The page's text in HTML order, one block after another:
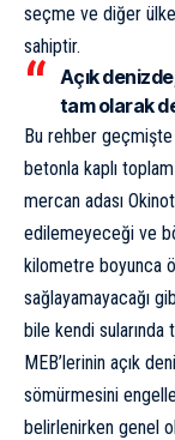
seçme ve diğer
sahiptir.
Açık
tam olarak
Bu rehber geçmişte
betonla kaplı
mercan adası
edilemeyeceği ve
kilometre boyunca
sağlayamayacağı
bile kendi
MEB’lerinin açık
sömürmesini
belirlenirken genel